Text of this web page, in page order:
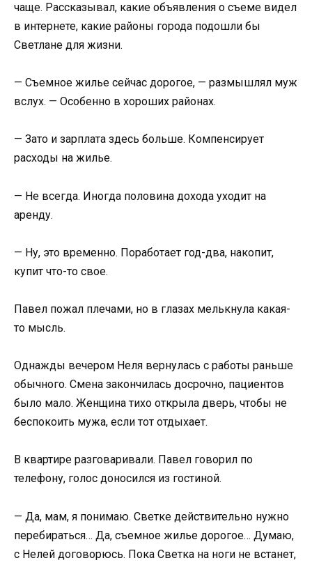
чаще. Рассказывал, какие объявления о съеме видел
в интернете, какие районы города подошли бы
Светлане для жизни.
— Съемное жилье сейчас дорогое, — размышлял муж
вслух. — Особенно в хороших районах.
— Зато и зарплата здесь больше. Компенсирует
расходы на жилье.
— Не всегда. Иногда половина дохода уходит на
аренду.
— Ну, это временно. Поработает год-два, накопит,
купит что-то свое.
Павел пожал плечами, но в глазах мелькнула какая-
то мысль.
Однажды вечером Неля вернулась с работы раньше
обычного. Смена закончилась досрочно, пациентов
было мало. Женщина тихо открыла дверь, чтобы не
беспокоить мужа, если тот отдыхает.
В квартире разговаривали. Павел говорил по
телефону, голос доносился из гостиной.
— Да, мам, я понимаю. Светке действительно нужно
перебираться… Да, съемное жилье дорогое… Думаю,
с Нелей договорюсь. Пока Светка на ноги не встанет,